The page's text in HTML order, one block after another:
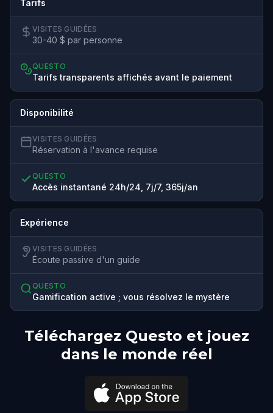
Tarifs
VISITES GUIDÉES
30-40 $ par personne
QUESTO
Tarifs transparents affichés avant le paiement
Disponibilité
VISITES GUIDÉES
Réservation à l'avance requise
QUESTO
Accès instantané 24h/24, 7j/7, 365j/an
Expérience
VISITES GUIDÉES
Écoute passive d'un guide
QUESTO
Gamification active ; vous résolvez le mystère
Téléchargez Questo et jouez
dans le monde réel